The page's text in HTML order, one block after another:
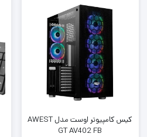
کیس کامپیوتر اوست مدل AWEST
GT AV402 FB